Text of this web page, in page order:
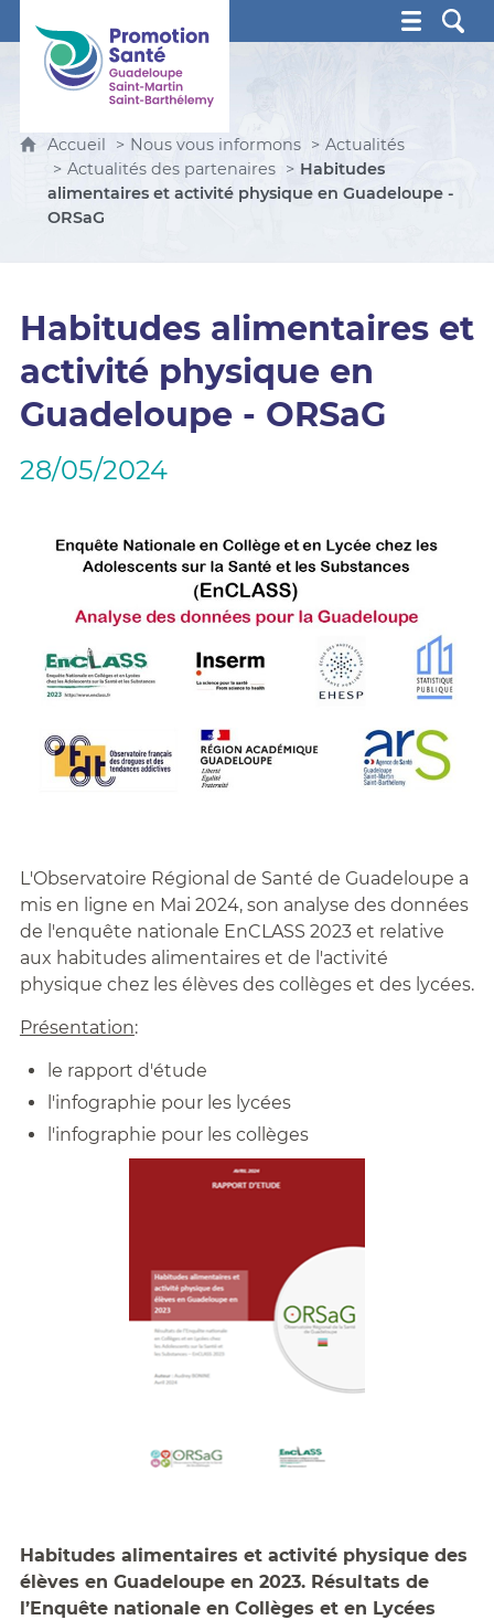
Promotion Santé Guadeloupe, Saint-Martin, Saint
Accueil Nous vous informons
Actualités
Actualités des partenaires
Habitudes
alimentaires et activité physique en Guadeloupe -
ORSaG
Habitudes alimentaires et
activité physique en
Guadeloupe - ORSaG
28/05/2024
L'Observatoire Régional de Santé de Guadeloupe a
mis en ligne en Mai 2024, son analyse des données
de l'enquête nationale EnCLASS 2023 et relative
aux habitudes alimentaires et de l'activité
physique chez les élèves des collèges et des lycées.
Présentation:
le rapport d'étude
l'infographie pour les lycées
l'infographie pour les collèges
Habitudes alimentaires et activité physique des
élèves en Guadeloupe en 2023. Résultats de
l’Enquête nationale en Collèges et en Lycées